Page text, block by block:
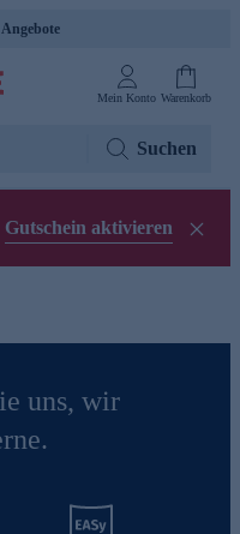
Mein Konto Warenkorb
Suchen
Gutschein aktivieren
uns, wir